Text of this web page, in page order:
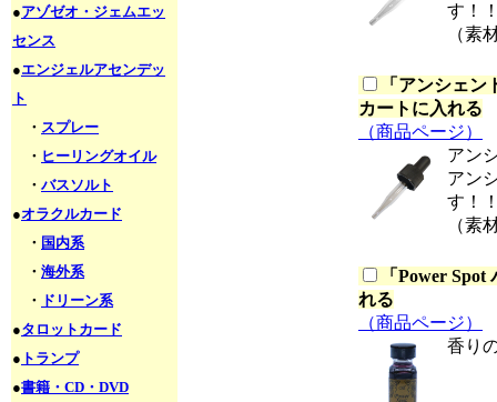
●アゾゼオ・ジェムエッ
センス
●エンジェルアセンデッ
ト
・ スプレー
・ ヒーリングオイル
・ バスソルト
●オラクルカード
・ 国内系
・ 海外系
・ ドリーン系
●タロットカード
● トランプ
●書籍・CD・DVD
す！
（素
「 アンシェン
カートに入れる
（商品ページ）
アン
アン
す！
（素
「 Power Spot
れる
（商品ページ）
香り